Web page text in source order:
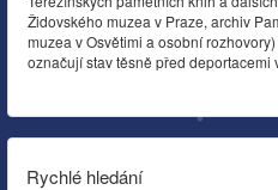
Židovského muzea v Praze, archiv
muzea v Osvětimi a osobní
označují stav těsně před deportacemi
Rychlé hledání